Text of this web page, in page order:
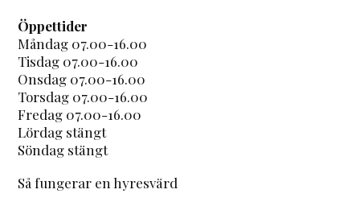
Öppettider
Måndag 07.00-16.00
Tisdag 07.00-16.00
Onsdag 07.00-16.00
Torsdag 07.00-16.00
Fredag 07.00-16.00
Lördag stängt
Söndag stängt
Så fungerar en hyresvärd